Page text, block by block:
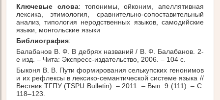
Ключевые слова: топонимы, ойконим, апеллятивная
лексика, этимология, сравнительно-сопоставительный
анализ, типология неродственных языков, самодийские
языки, монгольские языки
Библиография:
Балабанов В. Ф. В дебрях названий / В. Ф. Балабанов. 2-
е изд. – Чита: Экспресс-издательство, 2006. – 104 с.
Быконя В. В. Пути формирования селькупских генонимов
и их рефлексы в лексико-семантической системе языка //
Вестник ТГПУ (TSPU Bulletin). – 2011. – Вып. 9 (111). – С.
118–123.